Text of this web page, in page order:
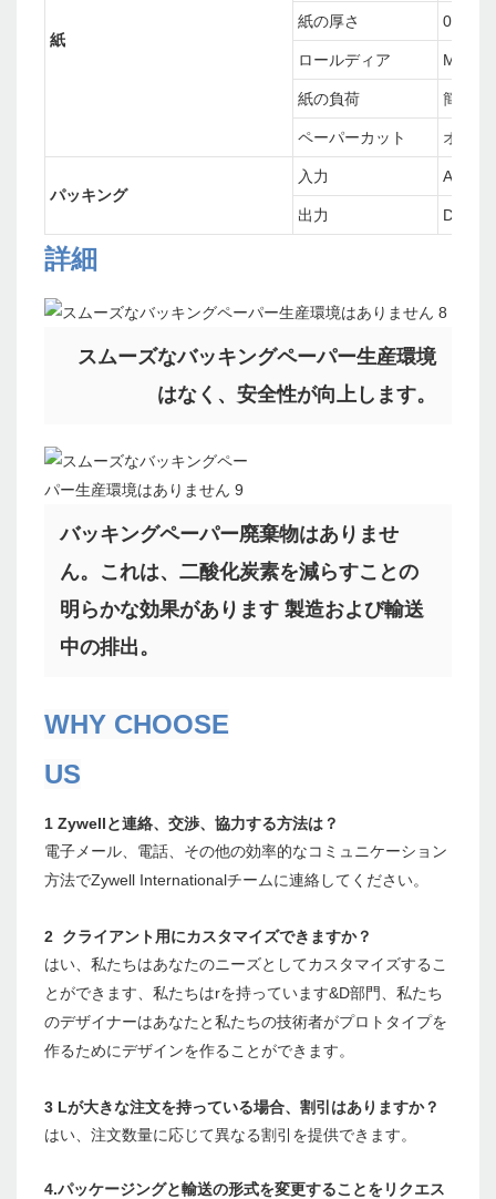
紙
紙の厚さ 0.06〜
ロールディア
紙の負荷 簡単な
ペーパーカット オート
パッキング
入力 AC
出力 DC
詳細
スムーズなバッキングペーパー生産環境
はなく、安全性が向上します。
バッキングペーパー廃棄物はありませ
ん。これは、二酸化炭素を減らすことの
明らかな効果があります 製造および輸送
中の排出。
WHY CHOOSE
US
1 Zywellと連絡、交渉、協力する方法は？
電子メール、電話、その他の効率的なコミュニケーション
方法でZywell Internationalチームに連絡してください。
2 クライアント用にカスタマイズできますか？
はい、私たちはあなたのニーズとしてカスタマイズするこ
とができます、私たちはrを持っています&D部門、私たち
のデザイナーはあなたと私たちの技術者がプロトタイプを
作るためにデザインを作ることができます。
3 Lが大きな注文を持っている場合、割引はありますか？
はい、注文数量に応じて異なる割引を提供できます。
4.パッケージングと輸送の形式を変更することをリクエス